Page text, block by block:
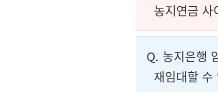
농지연금 사
Q. 농지은행
재임대할 수